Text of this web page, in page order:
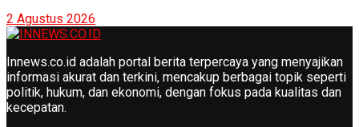
2 Agustus 2026
Innews.co.id adalah portal berita terpercaya yang menyajikan
informasi akurat dan terkini, mencakup berbagai topik seperti
politik, hukum, dan ekonomi, dengan fokus pada kualitas dan
kecepatan.